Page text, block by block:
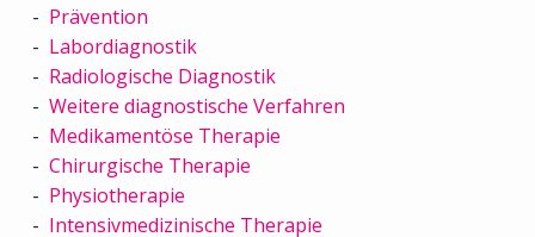
Prävention
Labordiagnostik
Radiologische Diagnostik
Weitere diagnostische Verfahren
Medikamentöse Therapie
Chirurgische Therapie
Physiotherapie
Intensivmedizinische Therapie